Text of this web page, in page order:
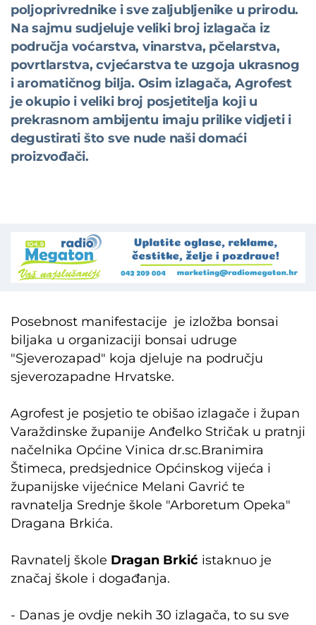
poljoprivrednike i sve zaljubljenike u prirodu.
Na sajmu sudjeluje veliki broj izlagača iz
područja voćarstva, vinarstva, pčelarstva,
povrtlarstva, cvjećarstva te uzgoja ukrasnog
i aromatičnog bilja. Osim izlagača, Agrofest
je okupio i veliki broj posjetitelja koji u
prekrasnom ambijentu imaju prilike vidjeti i
degustirati što sve nude naši domaći
proizvođači.
Posebnost manifestacije je izložba bonsai
biljaka u organizaciji bonsai udruge
"Sjeverozapad" koja djeluje na području
sjeverozapadne Hrvatske.
Agrofest je posjetio te obišao izlagače i župan
Varaždinske županije Anđelko Stričak u pratnji
načelnika Općine Vinica dr.sc.Branimira
Štimeca, predsjednice Općinskog vijeća i
županijske vijećnice Melani Gavrić te
ravnatelja Srednje škole "Arboretum Opeka"
Dragana Brkića.
Ravnatelj škole Dragan Brkić istaknuo je
značaj škole i događanja.
- Danas je ovdje nekih 30 izlagača, to su sve